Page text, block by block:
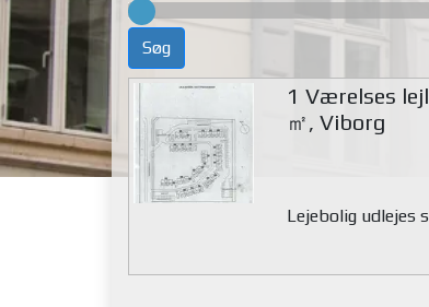
Søg
1 Værelses
㎡, Viborg
Lejebolig udlejes